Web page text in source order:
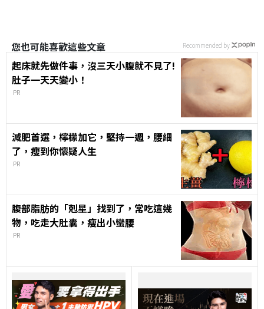
您也可能喜歡這些文章
起床就先做件事，沒三天小腹就不見了!
肚子一天天變小！
PR
減肥首選，檸檬加它，堅持一週，腰細
了，瘦到你懷疑人生
PR
腹部脂肪的「剋星」找到了，常吃這幾
物，吃走大肚囊，瘦出小蠻腰
PR
Recommended by